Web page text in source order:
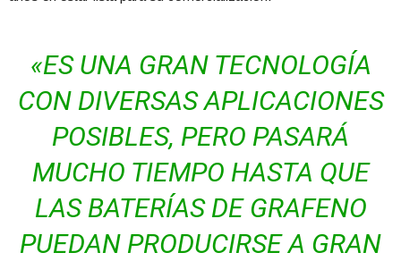
«ES UNA GRAN TECNOLOGÍA
CON DIVERSAS APLICACIONES
POSIBLES, PERO PASARÁ
MUCHO TIEMPO HASTA QUE
LAS BATERÍAS DE GRAFENO
PUEDAN PRODUCIRSE A GRAN